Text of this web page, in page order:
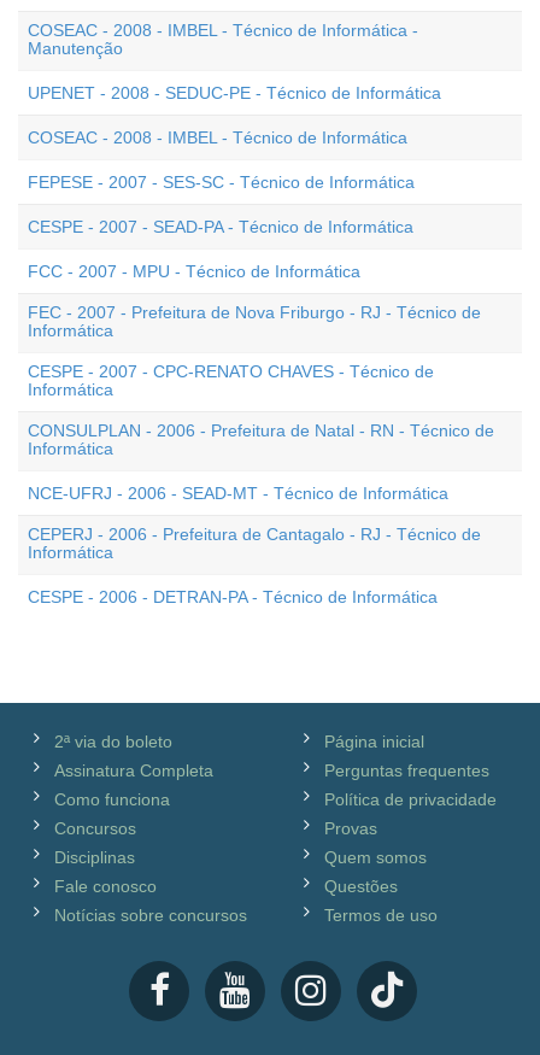
COSEAC - 2008 - IMBEL - Técnico de Informática -
Manutenção
UPENET - 2008 - SEDUC-PE - Técnico de Informática
COSEAC - 2008 - IMBEL - Técnico de Informática
FEPESE - 2007 - SES-SC - Técnico de Informática
CESPE - 2007 - SEAD-PA - Técnico de Informática
FCC - 2007 - MPU - Técnico de Informática
FEC - 2007 - Prefeitura de Nova Friburgo - RJ - Técnico de
Informática
CESPE - 2007 - CPC-RENATO CHAVES - Técnico de
Informática
CONSULPLAN - 2006 - Prefeitura de Natal - RN - Técnico de
Informática
NCE-UFRJ - 2006 - SEAD-MT - Técnico de Informática
CEPERJ - 2006 - Prefeitura de Cantagalo - RJ - Técnico de
Informática
CESPE - 2006 - DETRAN-PA - Técnico de Informática
2ª via do boleto
Assinatura Completa
Como funciona
Concursos
Disciplinas
Fale conosco
Notícias sobre concursos
Página inicial
Perguntas frequentes
Política de privacidade
Provas
Quem somos
Questões
Termos de uso